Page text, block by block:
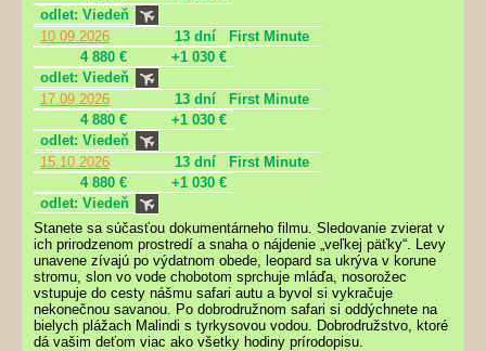
odlet: Viedeň
10.09.2026
13 dní
First Minute
4 880 €
+1 030 €
odlet: Viedeň
17.09.2026
13 dní
First Minute
4 880 €
+1 030 €
odlet: Viedeň
15.10.2026
13 dní
First Minute
4 880 €
+1 030 €
odlet: Viedeň
Stanete sa súčasťou dokumentárneho filmu. Sledovanie zvierat v
ich prirodzenom prostredí a snaha o nájdenie „veľkej päťky“. Levy
unavene zívajú po výdatnom obede, leopard sa ukrýva v korune
stromu, slon vo vode chobotom sprchuje mláďa, nosorožec
vstupuje do cesty nášmu safari autu a byvol si vykračuje
nekonečnou savanou. Po dobrodružnom safari si oddýchnete na
bielych plážach Malindi s tyrkysovou vodou. Dobrodružstvo, ktoré
dá vašim deťom viac ako všetky hodiny prírodopisu.